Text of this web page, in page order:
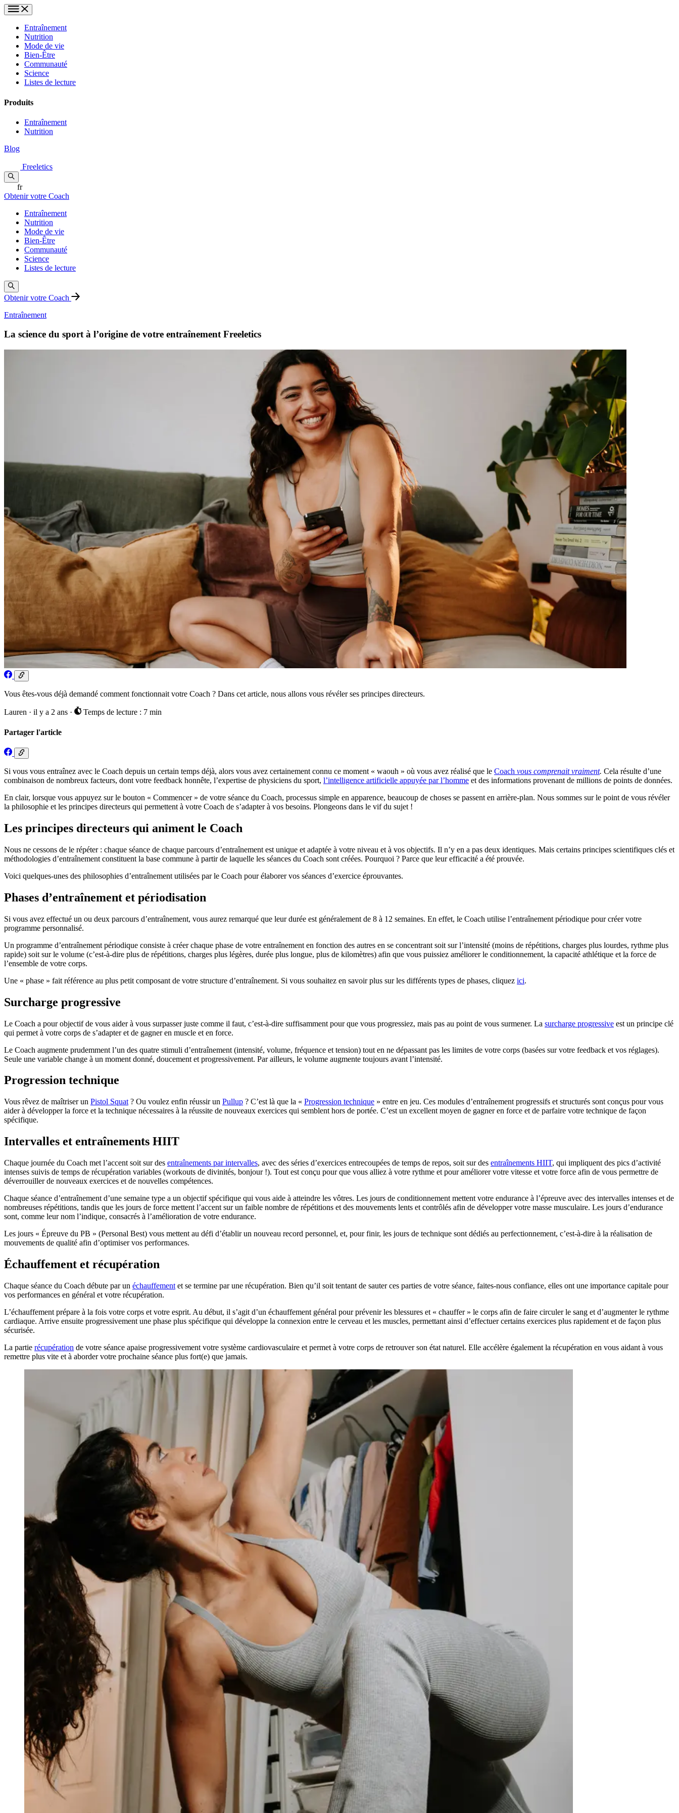
Entraînement
Nutrition
Mode de vie
Bien-Être
Communauté
Science
Listes de lecture
Produits
Entraînement
Nutrition
Blog
Freeletics
fr
Obtenir votre Coach
Entraînement
Nutrition
Mode de vie
Bien-Être
Communauté
Science
Listes de lecture
Obtenir votre Coach
Entraînement
La science du sport à l’origine de votre entraînement Freeletics
Vous êtes-vous déjà demandé comment fonctionnait votre Coach ? Dans cet article, nous allons vous révéler ses principes directeurs.
Lauren · il y a 2 ans · Temps de lecture : 7 min
Partager l'article
Si vous vous entraînez avec le Coach depuis un certain temps déjà, alors vous avez certainement connu ce moment « waouh » où vous avez réalisé que le Coach vous comprenait vraiment. Cela résulte d’une
combinaison de nombreux facteurs, dont votre feedback honnête, l’expertise de physiciens du sport, l’intelligence artificielle appuyée par l’homme et des informations provenant de millions de points de données.
En clair, lorsque vous appuyez sur le bouton « Commencer » de votre séance du Coach, processus simple en apparence, beaucoup de choses se passent en arrière-plan. Nous sommes sur le point de vous révéler
la philosophie et les principes directeurs qui permettent à votre Coach de s’adapter à vos besoins. Plongeons dans le vif du sujet !
Les principes directeurs qui animent le Coach
Nous ne cessons de le répéter : chaque séance de chaque parcours d’entraînement est unique et adaptée à votre niveau et à vos objectifs. Il n’y en a pas deux identiques. Mais certains principes scientifiques clés et
méthodologies d’entraînement constituent la base commune à partir de laquelle les séances du Coach sont créées. Pourquoi ? Parce que leur efficacité a été prouvée.
Voici quelques-unes des philosophies d’entraînement utilisées par le Coach pour élaborer vos séances d’exercice éprouvantes.
Phases d’entraînement et périodisation
Si vous avez effectué un ou deux parcours d’entraînement, vous aurez remarqué que leur durée est généralement de 8 à 12 semaines. En effet, le Coach utilise l’entraînement périodique pour créer votre
programme personnalisé.
Un programme d’entraînement périodique consiste à créer chaque phase de votre entraînement en fonction des autres en se concentrant soit sur l’intensité (moins de répétitions, charges plus lourdes, rythme plus
rapide) soit sur le volume (c’est-à-dire plus de répétitions, charges plus légères, durée plus longue, plus de kilomètres) afin que vous puissiez améliorer le conditionnement, la capacité athlétique et la force de
l’ensemble de votre corps.
Une « phase » fait référence au plus petit composant de votre structure d’entraînement. Si vous souhaitez en savoir plus sur les différents types de phases, cliquez ici.
Surcharge progressive
Le Coach a pour objectif de vous aider à vous surpasser juste comme il faut, c’est-à-dire suffisamment pour que vous progressiez, mais pas au point de vous surmener. La surcharge progressive est un principe clé
qui permet à votre corps de s’adapter et de gagner en muscle et en force.
Le Coach augmente prudemment l’un des quatre stimuli d’entraînement (intensité, volume, fréquence et tension) tout en ne dépassant pas les limites de votre corps (basées sur votre feedback et vos réglages).
Seule une variable change à un moment donné, doucement et progressivement. Par ailleurs, le volume augmente toujours avant l’intensité.
Progression technique
Vous rêvez de maîtriser un Pistol Squat ? Ou voulez enfin réussir un Pullup ? C’est là que la « Progression technique » entre en jeu. Ces modules d’entraînement progressifs et structurés sont conçus pour vous
aider à développer la force et la technique nécessaires à la réussite de nouveaux exercices qui semblent hors de portée. C’est un excellent moyen de gagner en force et de parfaire votre technique de façon
spécifique.
Intervalles et entraînements HIIT
Chaque journée du Coach met l’accent soit sur des entraînements par intervalles, avec des séries d’exercices entrecoupées de temps de repos, soit sur des entraînements HIIT, qui impliquent des pics d’activité
intenses suivis de temps de récupération variables (workouts de divinités, bonjour !). Tout est conçu pour que vous alliez à votre rythme et pour améliorer votre vitesse et votre force afin de vous permettre de
déverrouiller de nouveaux exercices et de nouvelles compétences.
Chaque séance d’entraînement d’une semaine type a un objectif spécifique qui vous aide à atteindre les vôtres. Les jours de conditionnement mettent votre endurance à l’épreuve avec des intervalles intenses et de
nombreuses répétitions, tandis que les jours de force mettent l’accent sur un faible nombre de répétitions et des mouvements lents et contrôlés afin de développer votre masse musculaire. Les jours d’endurance
sont, comme leur nom l’indique, consacrés à l’amélioration de votre endurance.
Les jours « Épreuve du PB » (Personal Best) vous mettent au défi d’établir un nouveau record personnel, et, pour finir, les jours de technique sont dédiés au perfectionnement, c’est-à-dire à la réalisation de
mouvements de qualité afin d’optimiser vos performances.
Échauffement et récupération
Chaque séance du Coach débute par un échauffement et se termine par une récupération. Bien qu’il soit tentant de sauter ces parties de votre séance, faites-nous confiance, elles ont une importance capitale pour
vos performances en général et votre récupération.
L’échauffement prépare à la fois votre corps et votre esprit. Au début, il s’agit d’un échauffement général pour prévenir les blessures et « chauffer » le corps afin de faire circuler le sang et d’augmenter le rythme
cardiaque. Arrive ensuite progressivement une phase plus spécifique qui développe la connexion entre le cerveau et les muscles, permettant ainsi d’effectuer certains exercices plus rapidement et de façon plus
sécurisée.
La partie récupération de votre séance apaise progressivement votre système cardiovasculaire et permet à votre corps de retrouver son état naturel. Elle accélère également la récupération en vous aidant à vous
remettre plus vite et à aborder votre prochaine séance plus fort(e) que jamais.